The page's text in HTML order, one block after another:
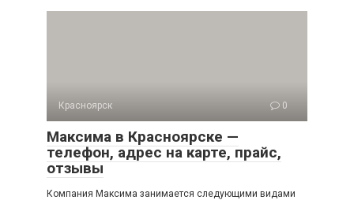
Красноярск 0
Максима в Красноярске —
телефон, адрес на карте, прайс,
отзывы
Компания Максима занимается следующими видами